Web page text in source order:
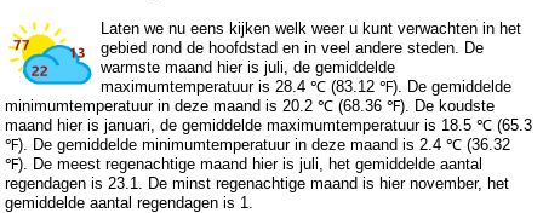
Laten we nu eens kijken welk weer u kunt verwachten in het
gebied rond de hoofdstad en in veel andere steden. De
warmste maand hier is juli, de gemiddelde
maximumtemperatuur is 28.4 ℃ (83.12 ℉). De gemiddelde
minimumtemperatuur in deze maand is 20.2 ℃ (68.36 ℉). De koudste
maand hier is januari, de gemiddelde maximumtemperatuur is 18.5 ℃ (65.3
℉). De gemiddelde minimumtemperatuur in deze maand is 2.4 ℃ (36.32
℉). De meest regenachtige maand hier is juli, het gemiddelde aantal
regendagen is 23.1. De minst regenachtige maand is hier november, het
gemiddelde aantal regendagen is 1.